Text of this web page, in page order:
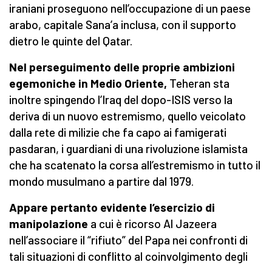
iraniani proseguono nell’occupazione di un paese
arabo, capitale Sana’a inclusa, con il supporto
dietro le quinte del Qatar.
Nel perseguimento delle proprie ambizioni
egemoniche in Medio Oriente, Teheran sta
inoltre spingendo l’Iraq del dopo-ISIS verso la
deriva di un nuovo estremismo, quello veicolato
dalla rete di milizie che fa capo ai famigerati
pasdaran, i guardiani di una rivoluzione islamista
che ha scatenato la corsa all’estremismo in tutto il
mondo musulmano a partire dal 1979.
Appare pertanto evidente l’esercizio di
manipolazione a cui è ricorso Al Jazeera
nell’associare il “rifiuto” del Papa nei confronti di
tali situazioni di conflitto al coinvolgimento degli